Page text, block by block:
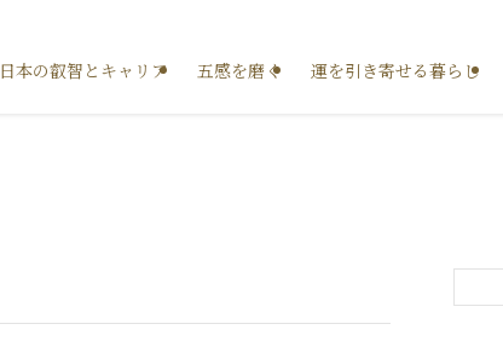
日本の叡智とキャリア 五感を磨く 運を引き寄せる暮らし